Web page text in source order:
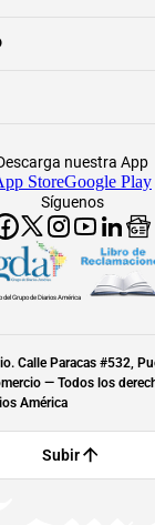
Síguenos
nuestra App
StoreGoogle Play
del Grupo de Diarios América
Calle Paracas #532,
— Todos los
América
Subir